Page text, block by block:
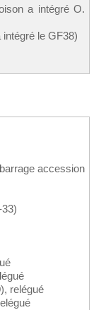
a intégré O.
le GF38)
accession
relégué